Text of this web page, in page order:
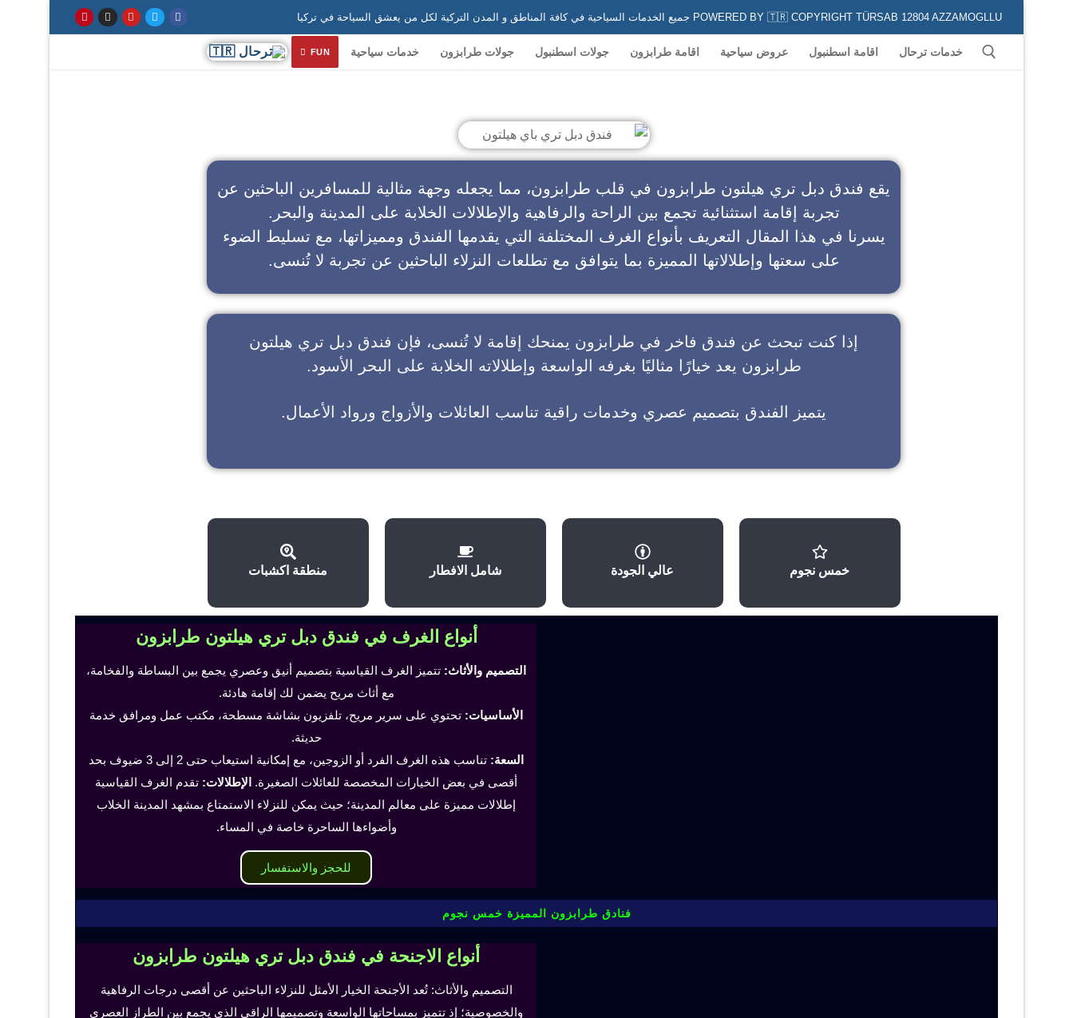
POWERED BY 🇹🇷 COPYRIGHT TÜRSAB 12804 AZZAMOGLLU جميع الخدمات السياحية في كافة المناطق و المدن التركية لكل من يعشق السياحة في تركيا
خدمات ترحال اقامة اسطنبول عروض سياحية اقامة طرابزون جولات اسطنبول جولات طرابزون خدمات سياحية FUN
يقع فندق دبل تري هيلتون طرابزون في قلب طرابزون، مما يجعله وجهة مثالية للمسافرين الباحثين عن
تجربة إقامة استثنائية تجمع بين الراحة والرفاهية والإطلالات الخلابة على المدينة والبحر.
يسرنا في هذا المقال التعريف بأنواع الغرف المختلفة التي يقدمها الفندق ومميزاتها، مع تسليط الضوء
على سعتها وإطلالاتها المميزة بما يتوافق مع تطلعات النزلاء الباحثين عن تجربة لا تُنسى.
إذا كنت تبحث عن فندق فاخر في طرابزون يمنحك إقامة لا تُنسى، فإن فندق دبل تري هيلتون
طرابزون يعد خيارًا مثاليًا بغرفه الواسعة وإطلالاته الخلابة على البحر الأسود.
يتميز الفندق بتصميم عصري وخدمات راقية تناسب العائلات والأزواج ورواد الأعمال.
خمس نجوم عالي الجودة شامل الافطار منطقة اكشبات
أنواع الغرف في فندق دبل تري هيلتون طرابزون
التصميم والأثاث: تتميز الغرف القياسية بتصميم أنيق وعصري يجمع بين البساطة والفخامة،
مع أثاث مريح يضمن لك إقامة هادئة.
الأساسيات: تحتوي على سرير مريح، تلفزيون بشاشة مسطحة، مكتب عمل ومرافق خدمة
حديثة.
السعة:
تناسب هذه الغرف الفرد أو الزوجين، مع إمكانية استيعاب حتى 2 إلى 3 ضيوف بحد
أقصى في بعض الخيارات المخصصة للعائلات الصغيرة. الإطلالات: تقدم الغرف القياسية
إطلالات مميزة على معالم المدينة؛ حيث يمكن للنزلاء الاستمتاع بمشهد المدينة الخلاب
وأضواءها الساحرة خاصة في المساء.
للحجز والاستفسار
فنادق طرابزون المميزة خمس نجوم
أنواع الاجنحة في فندق دبل تري هيلتون طرابزون
التصميم والأثاث: تُعد الأجنحة الخيار الأمثل للنزلاء الباحثين عن أقصى درجات الرفاهية
والخصوصية؛ إذ تتميز بمساحاتها الواسعة وتصميمها الراقي الذي يجمع بين الطراز العصري